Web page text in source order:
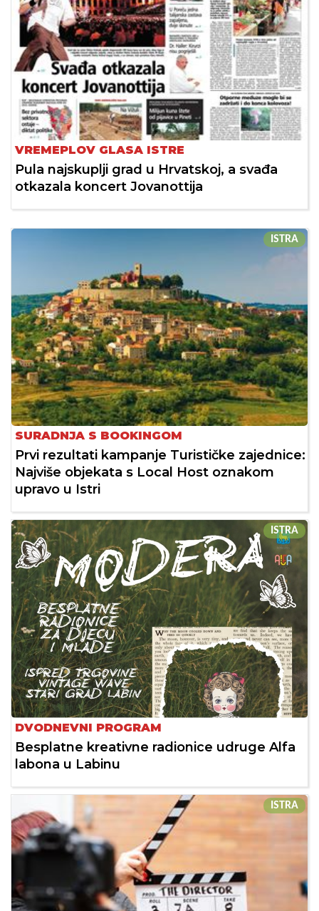
VREMEPLOV GLASA ISTRE
Pula najskuplji grad u Hrvatskoj, a svađa
otkazala koncert Jovanottija
ISTRA
SURADNJA S BOOKINGOM
Prvi rezultati kampanje Turističke zajednice:
Najviše objekata s Local Host oznakom
upravo u Istri
ISTRA
DVODNEVNI PROGRAM
Besplatne kreativne radionice udruge Alfa
labona u Labinu
ISTRA